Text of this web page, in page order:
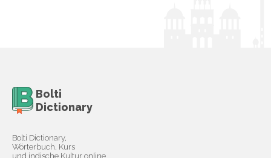
Bolti
Dictionary
Bolti Dictionary,
Wörterbuch, Kurs
und indische Kultur online